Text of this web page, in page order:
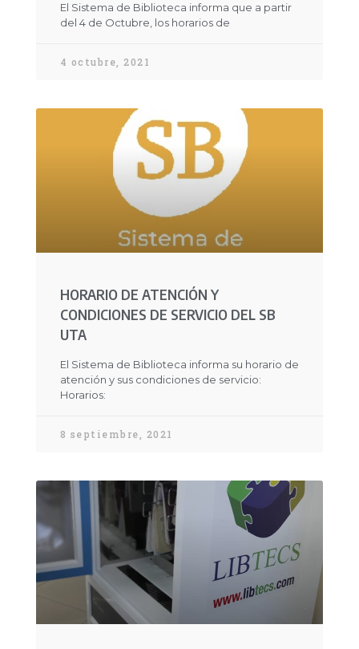
El Sistema de Biblioteca informa que a partir
del 4 de Octubre, los horarios de
4 octubre, 2021
HORARIO DE ATENCIÓN Y
CONDICIONES DE SERVICIO DEL SB
UTA
El Sistema de Biblioteca informa su horario de
atención y sus condiciones de servicio:
Horarios:
8 septiembre, 2021